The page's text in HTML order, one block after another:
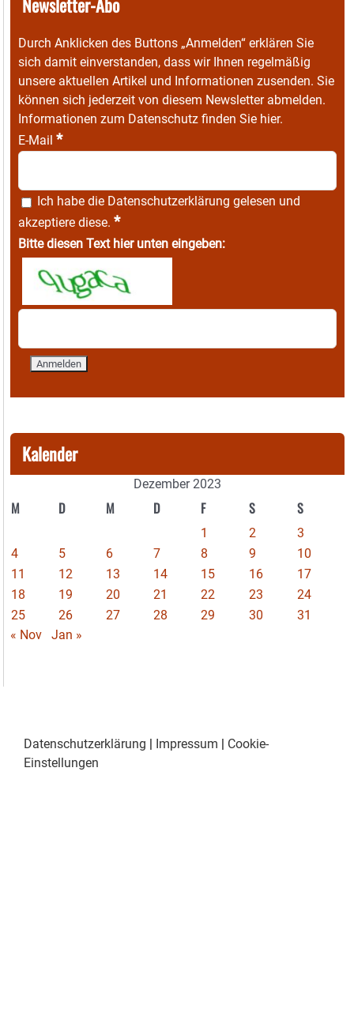
Durch Anklicken des Buttons „Anmelden“ erklären Sie
sich damit einverstanden, dass wir Ihnen regelmäßig
unsere aktuellen Artikel und Informationen zusenden. Sie
können sich jederzeit von diesem Newsletter abmelden.
Informationen zum Datenschutz finden Sie hier.
E-Mail *
Ich habe die Datenschutzerklärung gelesen und
akzeptiere diese. *
Bitte diesen Text hier unten eingeben:
Kalender
Dezember 2023
M D M D F S S
1 2
3
4
5 6 7 8 9
10
11
12 13 14 15 16
17
18
19 20 21 22 23
24
25
26 27 28 29 30
31
« Nov
Jan »
Datenschutzerklärung Impressum
Cookie-
Einstellungen